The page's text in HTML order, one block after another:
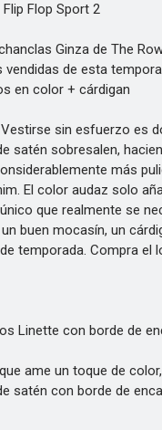
Flop Sport 2
Ginza de The
de esta
en color + cárdigan
sin esfuerzo es
satén sobresalen,
más
El color audaz solo
que realmente se
buen mocasín, un
temporada. Compra el
Linette con borde de
ame un toque de
satén con borde de